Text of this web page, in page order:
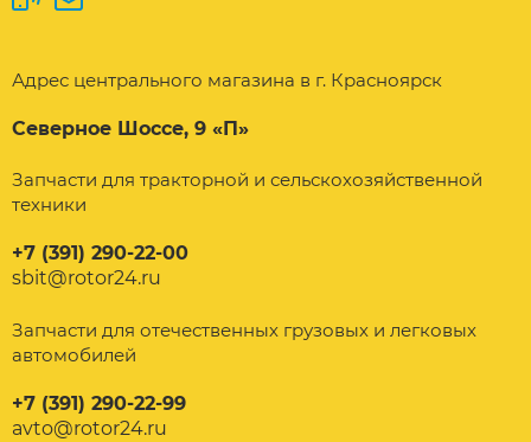
Адрес центрального магазина в г. Красноярск
Северное Шоссе, 9 «П»
Запчасти для тракторной и сельскохозяйственной
техники
+7 (391) 290-22-00
sbit@rotor24.ru
Запчасти для отечественных грузовых и легковых
автомобилей
+7 (391) 290-22-99
avto@rotor24.ru